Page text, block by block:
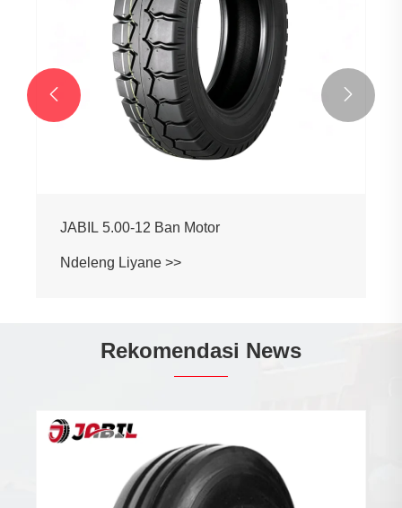
JABIL 5.00-12 Ban Motor
Ndeleng Liyane >>
 
Rekomendasi News